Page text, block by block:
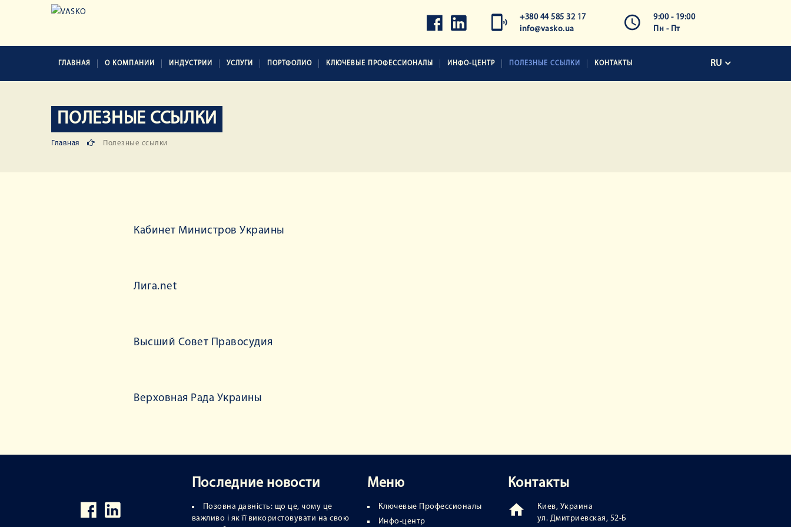
+380 44 585 32 17
info@vasko.ua
9:00 - 19:00
Пн - Пт
ГЛАВНАЯ О КОМПАНИИ ИНДУСТРИИ УСЛУГИ ПОРТФОЛИО КЛЮЧЕВЫЕ ПРОФЕССИОНАЛЫ ИНФО-ЦЕНТР ПОЛЕЗНЫЕ ССЫЛКИ КОНТАКТЫ RU
ПОЛЕЗНЫЕ ССЫЛКИ
Главная Полезные ссылки
Кабинет Министров Украины
Лига.net
Высший Совет Правосудия
Верховная Рада Украины
Последние новости
Позовна давність: що це, чому це
важливо і як її використовувати на свою
Меню
Ключевые Профессионалы
Инфо-центр
Контакты
Киев, Украина
ул. Дмитриевская, 52-Б